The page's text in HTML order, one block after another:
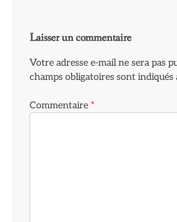
Laisser un commentaire
Votre adresse e-mail ne sera pas
champs obligatoires sont indiqués
Commentaire *